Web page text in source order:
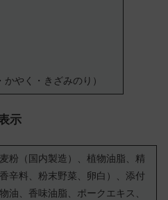
やく・きざみのり）
示
粉（国内製造）、植物油脂、精
辛料、粉末野菜、卵白）、添付
油、香味油脂、ポークエキス、